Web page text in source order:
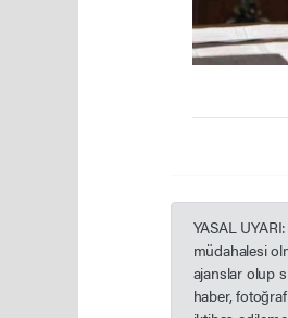
YASAL
müdahalesi
ajanslar olup
haber,